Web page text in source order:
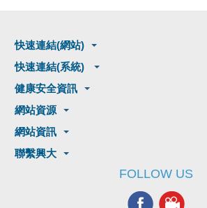
快速連結(網站)
快速連結(系統)
健康安全資訊
網站資源
網站資訊
聯繫興大
FOLLOW US